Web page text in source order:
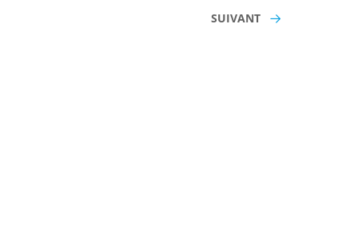
SUIVANT